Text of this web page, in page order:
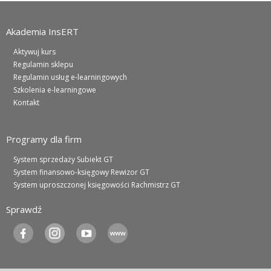
Akademia InsERT
Aktywuj kurs
Regulamin sklepu
Regulamin usług e-learningowych
Szkolenia e-learningowe
Kontakt
Programy dla firm
System sprzedaży Subiekt GT
System finansowo-księgowy Rewizor GT
System uproszczonej księgowości Rachmistrz GT
Sprawdź